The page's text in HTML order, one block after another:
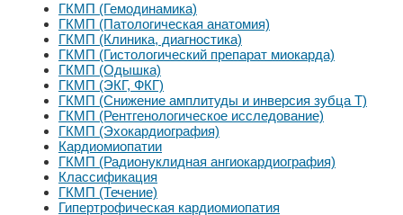
ГКМП (Гемодинамика)
ГКМП (Патологическая анатомия)
ГКМП (Клиника, диагностика)
ГКМП (Гистологический препарат миокарда)
ГКМП (Одышка)
ГКМП (ЭКГ, ФКГ)
ГКМП (Снижение амплитуды и инверсия зубца Т)
ГКМП (Рентгенологическое исследование)
ГКМП (Эхокардиография)
Кардиомиопатии
ГКМП (Радионуклидная ангиокардиография)
Классификация
ГКМП (Течение)
Гипертрофическая кардиомиопатия